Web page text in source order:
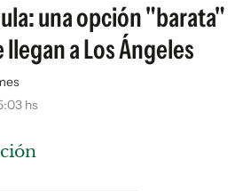
una opción "barata"
a Los Ángeles
hs